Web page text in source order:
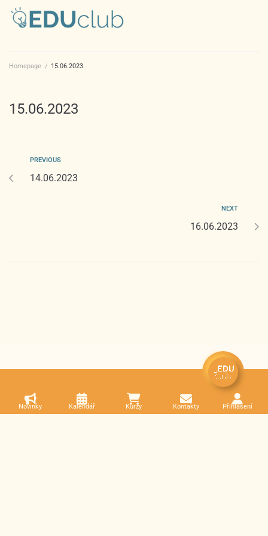
Homepage / 15.06.2023
15.06.2023
PREVIOUS
14.06.2023
NEXT
16.06.2023
Novinky Kalendář Kurzy Kontakty Přihlášení